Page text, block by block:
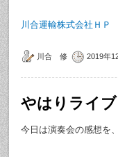
川合運輸株式会社ＨＰ
川合 修 2019年
やはりライブ
今日は演奏会の感想を